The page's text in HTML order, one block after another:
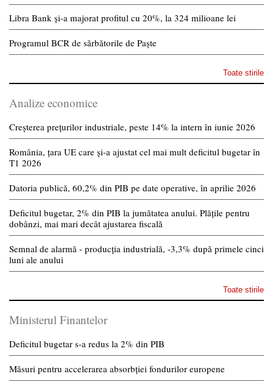
Libra Bank și-a majorat profitul cu 20%, la 324 milioane lei
Programul BCR de sărbătorile de Paște
Toate stirile
Analize economice
Creșterea prețurilor industriale, peste 14% la intern în iunie 2026
România, țara UE care și-a ajustat cel mai mult deficitul bugetar în
T1 2026
Datoria publică, 60,2% din PIB pe date operative, în aprilie 2026
Deficitul bugetar, 2% din PIB la jumătatea anului. Plățile pentru
dobânzi, mai mari decât ajustarea fiscală
Semnal de alarmă - producția industrială, -3,3% după primele cinci
luni ale anului
Toate stirile
Ministerul Finantelor
Deficitul bugetar s-a redus la 2% din PIB
Măsuri pentru accelerarea absorbției fondurilor europene